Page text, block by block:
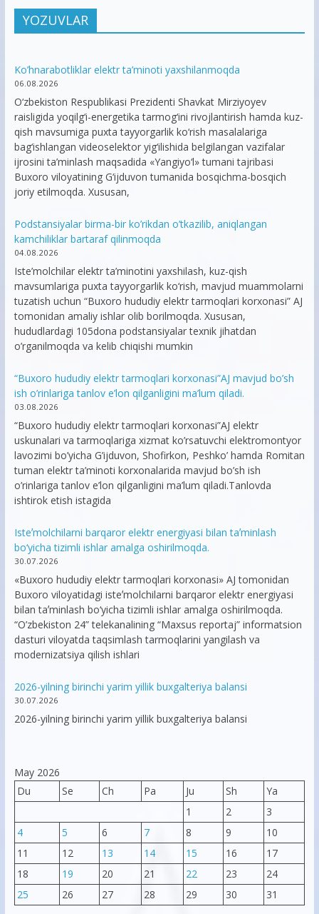
YOZUVLAR
Ko’hnarabotliklar elektr ta’minoti yaxshilanmoqda
06.08.2026
O‘zbekiston Respublikasi Prezidenti Shavkat Mirziyoyev
raisligida yoqilg‘i-energetika tarmog‘ini rivojlantirish hamda kuz-
qish mavsumiga puxta tayyorgarlik ko‘rish masalalariga
bag‘ishlangan videoselektor yig‘ilishida belgilangan vazifalar
ijrosini ta’minlash maqsadida «Yangiyo‘l» tumani tajribasi
Buxoro viloyatining G‘ijduvon tumanida bosqichma-bosqich
joriy etilmoqda. Xususan,
Podstansiyalar birma-bir ko’rikdan o’tkazilib, aniqlangan
kamchiliklar bartaraf qilinmoqda
04.08.2026
Iste’molchilar elektr ta’minotini yaxshilash, kuz-qish
mavsumlariga puxta tayyorgarlik ko‘rish, mavjud muammolarni
tuzatish uchun “Buxoro hududiy elektr tarmoqlari korxonasi” AJ
tomonidan amaliy ishlar olib borilmoqda. Xususan,
hududlardagi 105dona podstansiyalar texnik jihatdan
o’rganilmoqda va kelib chiqishi mumkin
“Buxoro hududiy elektr tarmoqlari korxonasi”AJ mavjud bo’sh
ish o’rinlariga tanlov e’lon qilganligini ma’lum qiladi.
03.08.2026
“Buxoro hududiy elektr tarmoqlari korxonasi”AJ elektr
uskunalari va tarmoqlariga xizmat ko’rsatuvchi elektromontyor
lavozimi bo’yicha G’ijduvon, Shofirkon, Peshko’ hamda Romitan
tuman elektr ta’minoti korxonalarida mavjud bo’sh ish
o’rinlariga tanlov e’lon qilganligini ma’lum qiladi.Tanlovda
ishtirok etish istagida
Isteʼmolchilarni barqaror elektr energiyasi bilan taʼminlash
bo‘yicha tizimli ishlar amalga oshirilmoqda.
30.07.2026
«Buxoro hududiy elektr tarmoqlari korxonasi» AJ tomonidan
Buxoro viloyatidagi isteʼmolchilarni barqaror elektr energiyasi
bilan taʼminlash bo‘yicha tizimli ishlar amalga oshirilmoqda.
“O’zbekiston 24” telekanalining “Maxsus reportaj” informatsion
dasturi viloyatda taqsimlash tarmoqlarini yangilash va
modernizatsiya qilish ishlari
2026-yilning birinchi yarim yillik buxgalteriya balansi
30.07.2026
2026-yilning birinchi yarim yillik buxgalteriya balansi
May 2026
Du
Se Ch Pa Ju Sh
Ya
1
2
3
4
5 6 7 8 9
10
11
12 13 14 15 16
17
18
19 20 21 22 23
24
25
26 27 28 29 30 31